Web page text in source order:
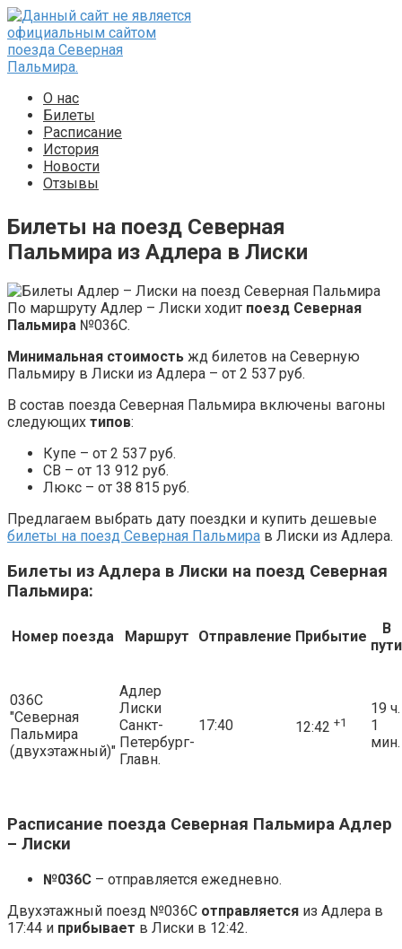
Перейти
к
контенту
О нас
Билеты
Расписание
История
Новости
Отзывы
Билеты на поезд Северная
Пальмира из Адлера в Лиски
По маршруту Адлер – Лиски ходит поезд Северная
Пальмира №036С.
Минимальная стоимость жд билетов на Северную
Пальмиру в Лиски из Адлера – от 2 537 руб.
В состав поезда Северная Пальмира включены вагоны
следующих типов:
Купе – от 2 537 руб.
СВ – от 13 912 руб.
Люкс – от 38 815 руб.
Предлагаем выбрать дату поездки и купить дешевые
билеты на поезд Северная Пальмира в Лиски из Адлера.
Билеты из Адлера в Лиски на поезд Северная
Пальмира:
Номер поезда Маршрут Отправление Прибытие
В
пути
036С
"Северная
Пальмира
(двухэтажный)"
Адлер
Лиски
Санкт-
Петербург-
Главн.
17:40 12:42 +1
19 ч.
1
мин.
Расписание поезда Северная Пальмира Адлер
– Лиски
№036С – отправляется ежедневно.
Двухэтажный поезд №036С отправляется из Адлера в
17:44 и прибывает в Лиски в 12:42.